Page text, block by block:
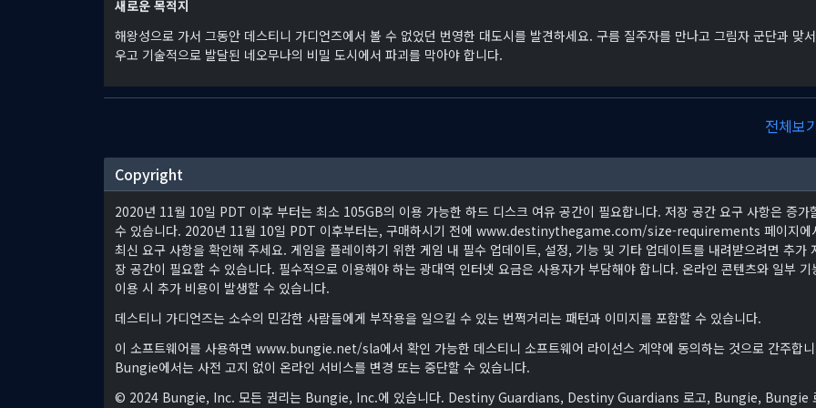
새로운 목적지
해왕성으로 가서 그동안 데스티니 가디언즈에서 볼 수 없었던 번영한 대도시를 발견하세요. 구름 질주자를 만나고 그림자 군단과 맞
우고 기술적으로 발달된 네오무나의 비밀 도시에서 파괴를 막아야 합니다.
전체보
Copyright
2020년 11월 10일 PDT 이후 부터는 최소 105GB의 이용 가능한 하드 디스크 여유 공간이 필요합니다. 저장 공간 요구 사항은 증가
수 있습니다. 2020년 11월 10일 PDT 이후부터는, 구매하시기 전에 www.destinythegame.com/size-requirements 페이지에
최신 요구 사항을 확인해 주세요. 게임을 플레이하기 위한 게임 내 필수 업데이트, 설정, 기능 및 기타 업데이트를 내려받으려면 추가
장 공간이 필요할 수 있습니다. 필수적으로 이용해야 하는 광대역 인터넷 요금은 사용자가 부담해야 합니다. 온라인 콘텐츠와 일부 기
이용 시 추가 비용이 발생할 수 있습니다.
데스티니 가디언즈는 소수의 민감한 사람들에게 부작용을 일으킬 수 있는 번쩍거리는 패턴과 이미지를 포함할 수 있습니다.
이 소프트웨어를 사용하면 www.bungie.net/sla에서 확인 가능한 데스티니 소프트웨어 라이선스 계약에 동의하는 것으로 간주합
Bungie에서는 사전 고지 없이 온라인 서비스를 변경 또는 중단할 수 있습니다.
© 2024 Bungie, Inc. 모든 권리는 Bungie, Inc.에 있습니다. Destiny Guardians, Destiny Guardians 로고, Bungie, Bungie